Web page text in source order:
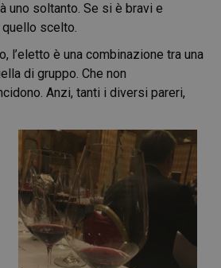
uno soltanto. Se si è bravi e
scelto.
l’eletto è una combinazione tra una
di gruppo. Che non
Anzi, tanti i diversi pareri,